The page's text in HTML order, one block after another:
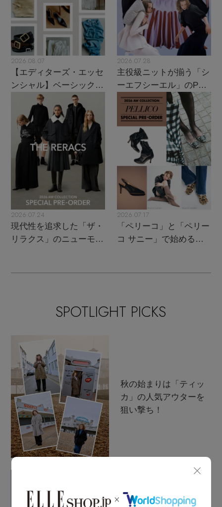
【ペプラム】トレンドシルエット
『ELLE』最新号掲載
【ジュエリー】シルバーでクールに
スカート
ジャケット
ニット
コート
ルームウェア・パジャマ
フラットシューズ
レインシューズ
ブーツ
トートバッグ
ハンドバッグ
財布・小物
ボディバッグ・ウェストポーチ
クラッチバッグ
ボストンバッグ
スーツケース
帽子・イヤーマフ
ヘアアクセサリー
スマートフォンケース・タブレットケース
アイウェア
ベルト
グローブ
レッグウェア
ポーチ
ピアス・イヤリング
ネックレス
バングル・ブレスレット
リング
コサージュ・ブローチ
アンクレット
チャーム
すべてのランジェリー
ランジェリー
インナー
スポーツ
すべてのスポーツ
ウェア
シューズ
バッグ・小物
水着・スイムウェア
CONTENTS
特集一覧
NEW IN BRAND
BRAND NEWS
HOT STYLE
メルマガ PICKUP
PERSONAL COLOR
エディター厳選ギフト
2026.08.07
【エディターズ・エッセ
ンシャル】ベーシックと
トレンドが交差する16の
2026.07.28
主役級ニットが揃う「シ
ーエフシーエル」のPOP
UPがスタート
2026.07.24
現代性を追求した「ザ・
リラクス」のニューモダ
2026.07.17
「ペリーコ」と「ペリー
コ サニー」で始める秋
SPOTLIGHT PICKS
秋の始まりは「ティッ
カ」の人気アウターを
狙い撃ち！